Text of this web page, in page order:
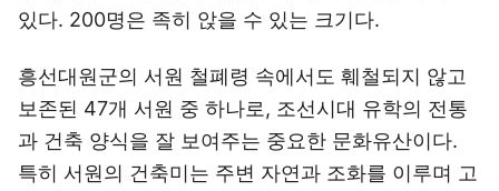
있다. 200명은 족히 앉을 수 있는 크기다.
흥선대원군의 서원 철폐령 속에서도 훼철되지 않고
보존된 47개 서원 중 하나로, 조선시대 유학의 전통
과 건축 양식을 잘 보여주는 중요한 문화유산이다.
특히 서원의 건축미는 주변 자연과 조화를 이루며 고